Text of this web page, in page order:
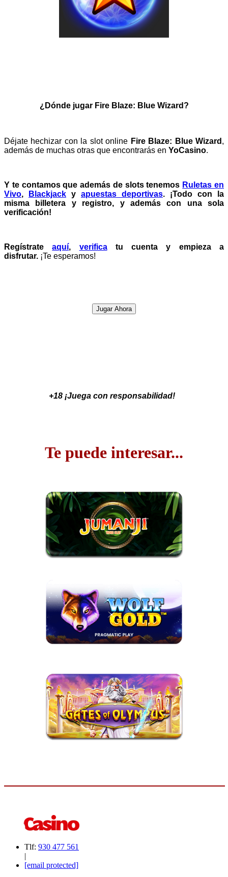
¿Dónde jugar Fire Blaze: Blue Wizard?
Déjate hechizar con la slot online Fire Blaze: Blue Wizard ,
además de muchas otras que encontrarás en YoCasino.
Y te contamos que además de slots tenemos Ruletas en
Vivo, Blackjack y apuestas deportivas. ¡Todo con la
misma billetera y registro, y además con una sola
verificación!
Regístrateaquí, verificatu cuenta y empieza a
disfrutar. ¡Te esperamos!
Jugar Ahora
+18 ¡Juega con responsabilidad!
Te puede interesar...
Tlf: 930 477 561
|
[email protected]